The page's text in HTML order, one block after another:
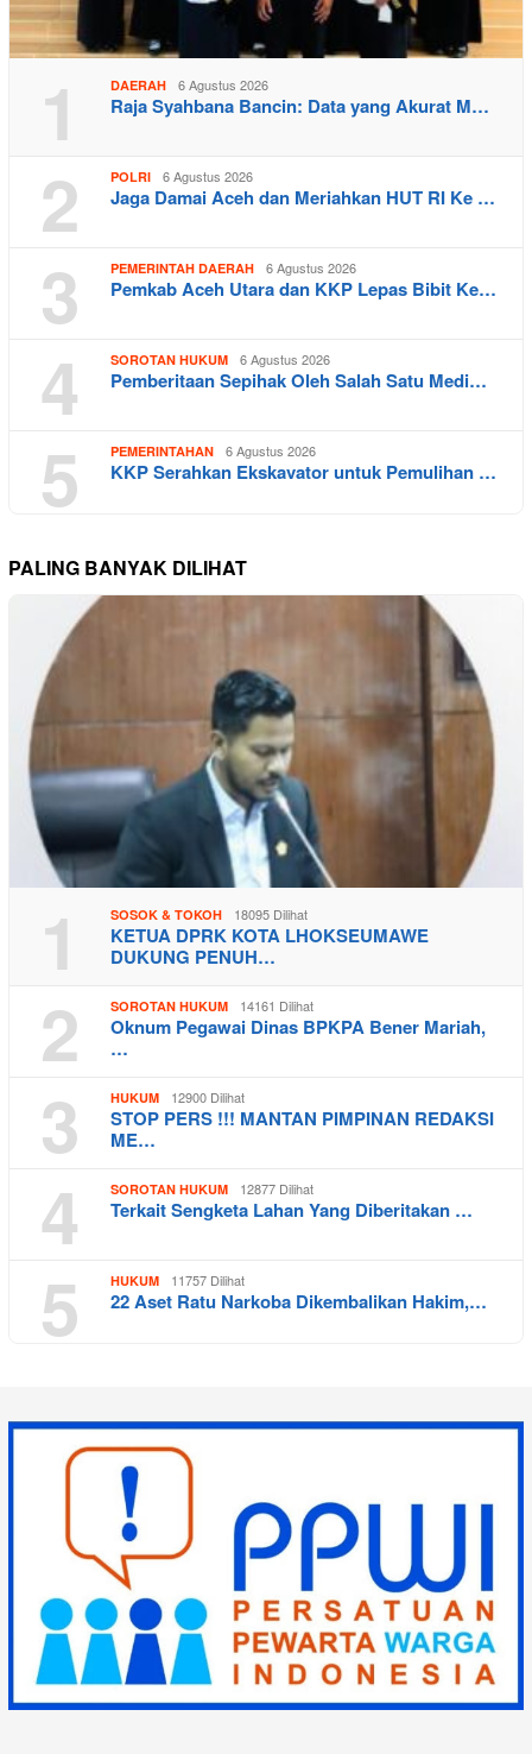
1 DAERAH 6 Agustus 2026
Raja Syahbana Bancin: Data yang Akurat M…
2 POLRI 6 Agustus 2026
Jaga Damai Aceh dan Meriahkan HUT RI Ke …
3 PEMERINTAH DAERAH 6 Agustus 2026
Pemkab Aceh Utara dan KKP Lepas Bibit Ke…
4 SOROTAN HUKUM 6 Agustus 2026
Pemberitaan Sepihak Oleh Salah Satu Medi…
5 PEMERINTAHAN 6 Agustus 2026
KKP Serahkan Ekskavator untuk Pemulihan …
PALING BANYAK DILIHAT
1 SOSOK & TOKOH 18095 Dilihat
KETUA DPRK KOTA LHOKSEUMAWE
DUKUNG PENUH…
2 SOROTAN HUKUM 14161 Dilihat
Oknum Pegawai Dinas BPKPA Bener Mariah,
…
3 HUKUM 12900 Dilihat
STOP PERS !!! MANTAN PIMPINAN REDAKSI
ME…
4 SOROTAN HUKUM 12877 Dilihat
Terkait Sengketa Lahan Yang Diberitakan …
5 HUKUM 11757 Dilihat
22 Aset Ratu Narkoba Dikembalikan Hakim,…